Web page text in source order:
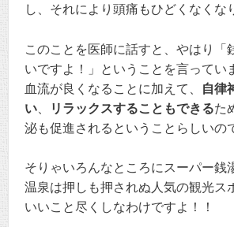
し、それにより頭痛もひどくなくな
このことを医師に話すと、やはり「
いですよ！」ということを言ってい
血流が良くなることに加えて、
自律
い
リラックスすることもできるた
泌も促進されるということらしいの
そりゃいろんなところにスーパー銭
温泉は押しも押されぬ人気の観光ス
いいこと尽くしなわけですよ！！